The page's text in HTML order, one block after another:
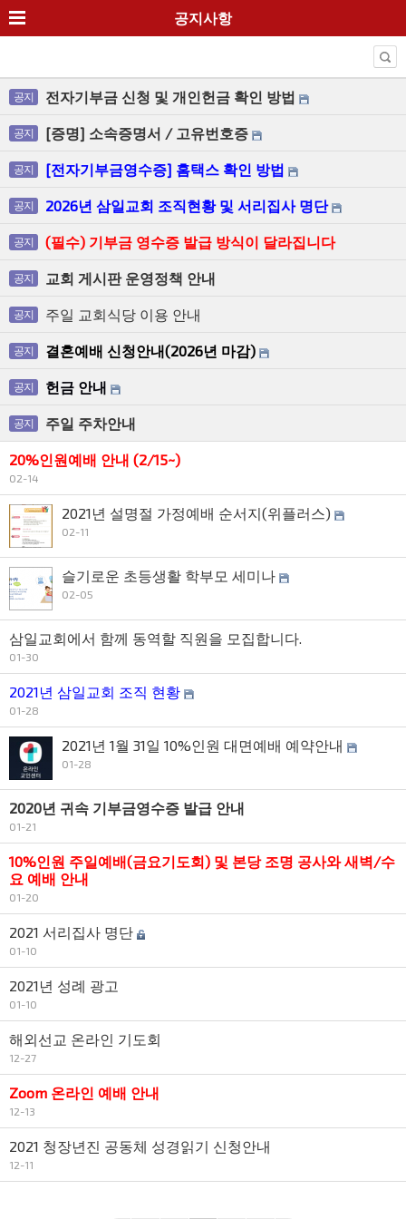
공지사항
공지 전자기부금 신청 및 개인헌금 확인 방법
공지 [증명] 소속증명서 / 고유번호증
공지 [전자기부금영수증] 홈택스 확인 방법
공지 2026년 삼일교회 조직현황 및 서리집사 명단
공지 (필수) 기부금 영수증 발급 방식이 달라집니다
공지 교회 게시판 운영정책 안내
공지 주일 교회식당 이용 안내
공지 결혼예배 신청안내(2026년 마감)
공지 헌금 안내
공지 주일 주차안내
20%인원예배 안내 (2/15~)
02-14
2021년 설명절 가정예배 순서지(위플러스)
02-11
슬기로운 초등생활 학부모 세미나
02-05
삼일교회에서 함께 동역할 직원을 모집합니다.
01-30
2021년 삼일교회 조직 현황
01-28
2021년 1월 31일 10%인원 대면예배 예약안내
01-28
2020년 귀속 기부금영수증 발급 안내
01-21
10%인원 주일예배(금요기도회) 및 본당 조명 공사와 새벽/수
요 예배 안내
01-20
2021 서리집사 명단
01-10
2021년 성례 광고
01-10
해외선교 온라인 기도회
12-27
Zoom 온라인 예배 안내
12-13
2021 청장년진 공동체 성경읽기 신청안내
12-11